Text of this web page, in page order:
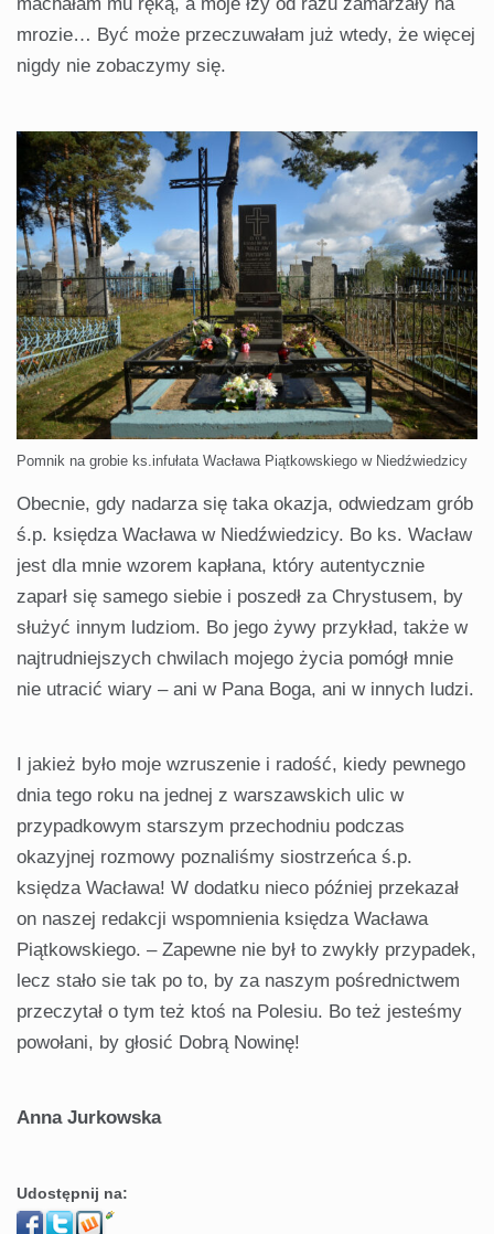
machałam mu ręką, a moje łzy od razu zamarzały na
mrozie… Być może przeczuwałam już wtedy, że więcej
nigdy nie zobaczymy się.
Pomnik na grobie ks.infułata Wacława Piątkowskiego w Niedźwiedzicy
Obecnie, gdy nadarza się taka okazja, odwiedzam grób
ś.p. księdza Wacława w Niedźwiedzicy. Bo ks. Wacław
jest dla mnie wzorem kapłana, który autentycznie
zaparł się samego siebie i poszedł za Chrystusem, by
służyć innym ludziom. Bo jego żywy przykład, także w
najtrudniejszych chwilach mojego życia pomógł mnie
nie utracić wiary – ani w Pana Boga, ani w innych ludzi.
I jakież było moje wzruszenie i radość, kiedy pewnego
dnia tego roku na jednej z warszawskich ulic w
przypadkowym starszym przechodniu podczas
okazyjnej rozmowy poznaliśmy siostrzeńca ś.p.
księdza Wacława! W dodatku nieco później przekazał
on naszej redakcji wspomnienia księdza Wacława
Piątkowskiego. – Zapewne nie był to zwykły przypadek,
lecz stało sie tak po to, by za naszym pośrednictwem
przeczytał o tym też ktoś na Polesiu. Bo też jesteśmy
powołani, by głosić Dobrą Nowinę!
Anna Jurkowska
Udostępnij na: